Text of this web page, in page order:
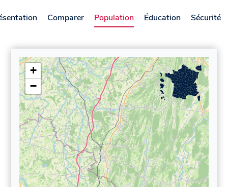
Comparer Population Éducation Sécurité
+
−